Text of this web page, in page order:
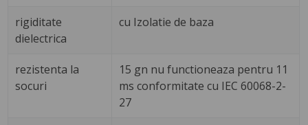
rigiditate
dielectrica
cu Izolatie de baza
rezistenta la
socuri
15 gn nu functioneaza pentru 11
ms conformitate cu IEC 60068-2-
27